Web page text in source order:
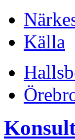
Källa